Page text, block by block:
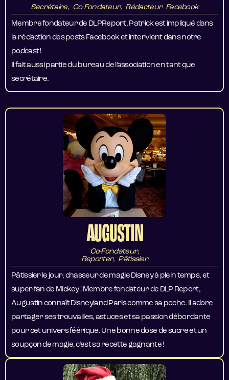
Secrétaire, Co-Fondateur, Rédacteur Facebook
Membre fondateur de DLPReport, Patrick est impliqué dans
la rédaction des posts Facebook et intervient dans notre
podcast !
Il fait aussi partie du bureau de l’association en tant que
secrétaire.
AUGUSTIN
Co-Fondateur,
Reporter, Pâtissier
Pâtissier le jour, chasseur de magie Disney à plein temps, et
super fan de Mickey ! Membre fondateur de DLP Report,
Augustin connaît Disneyland Paris comme sa poche. Il adore
partager ses trouvailles, astuces et sa passion débordante
pour cet univers féérique. Une bonne dose de sucre et un
soupçon de magie, c’est sa recette gagnante !